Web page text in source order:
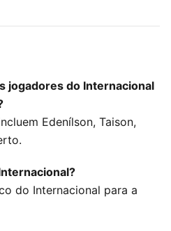
jogadores do Internacional
Edenílson, Taison,
do Internacional para a